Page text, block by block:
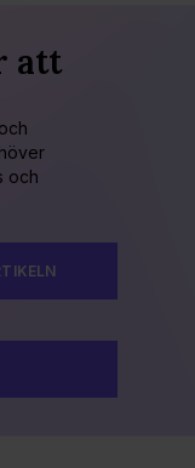
att
och